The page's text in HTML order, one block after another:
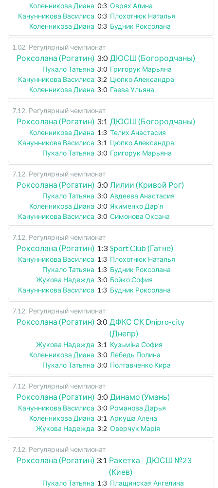
Коленникова Диана 0:3 Оврях Алина
Канунникова Василиса 0:3 Плохотнюк Наталья
Коленникова Диана 0:3 Будник Роксолана
1.02. Регулярный чемпионат
Роксолана (Рогатин) 3:0 ДЮСШ (Богородчаны)
Пукало Татьяна 3:0 Григорук Марьяна
Канунникова Василиса 3:2 Цюпко Александра
Коленникова Диана 3:0 Гаева Ульяна
7.12. Регулярный чемпионат
Роксолана (Рогатин) 3:1 ДЮСШ (Богородчаны)
Коленникова Диана 1:3 Телих Анастасия
Канунникова Василиса 3:1 Цюпко Александра
Пукало Татьяна 3:0 Григорук Марьяна
7.12. Регулярный чемпионат
Роксолана (Рогатин) 3:0 Лилии (Кривой Рог)
Пукало Татьяна 3:0 Авдеева Анастасия
Коленникова Диана 3:0 Якименко Дар'я
Канунникова Василиса 3:0 Симонова Оксана
7.12. Регулярный чемпионат
Роксолана (Рогатин) 1:3 Sport Club (Гатне)
Канунникова Василиса 1:3 Плохотнюк Наталья
Пукало Татьяна 1:3 Будник Роксолана
Жукова Надежда 3:0 Бойко София
Канунникова Василиса 1:3 Будник Роксолана
7.12. Регулярный чемпионат
Роксолана (Рогатин) 3:0 ДФКС СК Dnipro-city
(Днепр)
Жукова Надежда 3:1 Кузьміна София
Коленникова Диана 3:0 Лебедь Полина
Пукало Татьяна 3:0 Полтавченко Кира
7.12. Регулярный чемпионат
Роксолана (Рогатин) 3:0 Динамо (Умань)
Канунникова Василиса 3:0 Романова Дарья
Коленникова Диана 3:1 Аркуша Алена
Жукова Надежда 3:2 Оверчук Марія
7.12. Регулярный чемпионат
Роксолана (Рогатин) 3:1 Ракетка - ДЮСШ №23
(Киев)
Пукало Татьяна 1:3 Плащинская Ангелина